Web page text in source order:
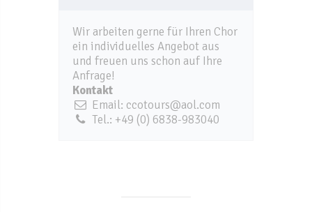
Wir arbeiten gerne für Ihren Chor
ein individuelles Angebot aus
und freuen uns schon auf Ihre
Anfrage!
Kontakt
Email: ccotours@aol.com
Tel.: +49 (0) 6838-983040